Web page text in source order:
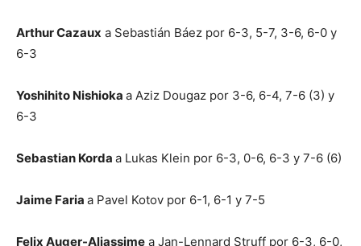
Arthur Cazaux a Sebastián Báez por 6-3, 5-7, 3-6, 6-0 y
6-3
Yoshihito Nishioka a Aziz Dougaz por 3-6, 6-4, 7-6 (3) y
6-3
Sebastian Korda a Lukas Klein por 6-3, 0-6, 6-3 y 7-6 (6)
Jaime Faria a Pavel Kotov por 6-1, 6-1 y 7-5
Felix Auger-Aliassime a Jan-Lennard Struff por 6-3, 6-0,